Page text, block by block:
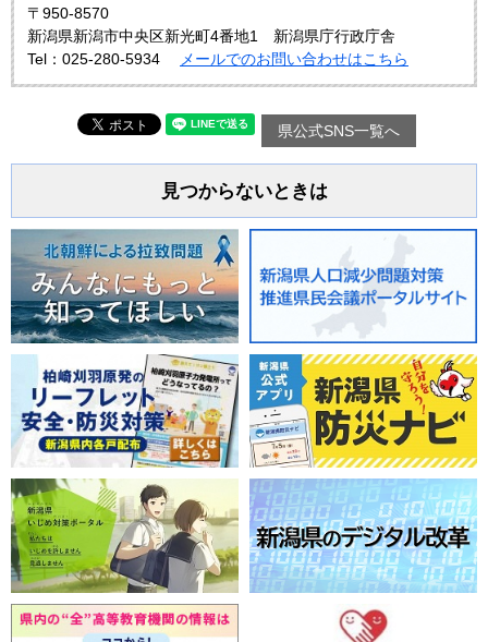
〒950-8570
新潟県新潟市中央区新光町4番地1 新潟県庁行政庁舎
Tel：025-280-5934
メールでのお問い合わせはこちら
県公式SNS一覧へ
見つからないときは